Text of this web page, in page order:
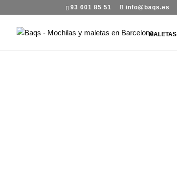
93 601 85 51 info@baqs.es
MALETAS